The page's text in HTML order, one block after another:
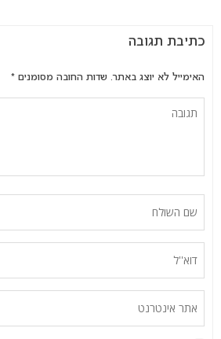
כתיבת תגובה
האימייל לא יוצג באתר. שדות החובה מסומנים *